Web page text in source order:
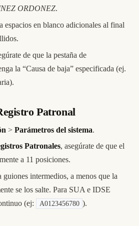
ORDONEZ.
espacios en blanco adicionales al final
de que la pestaña de
la “Causa de baja” especificada (ej.
Patronal
> Parámetros del sistema.
Patronales, asegúrate de que el
a 11 posiciones.
guiones intermedios, a menos que la
se los salte. Para SUA e IDSE
(ej:
A0123456780 ).